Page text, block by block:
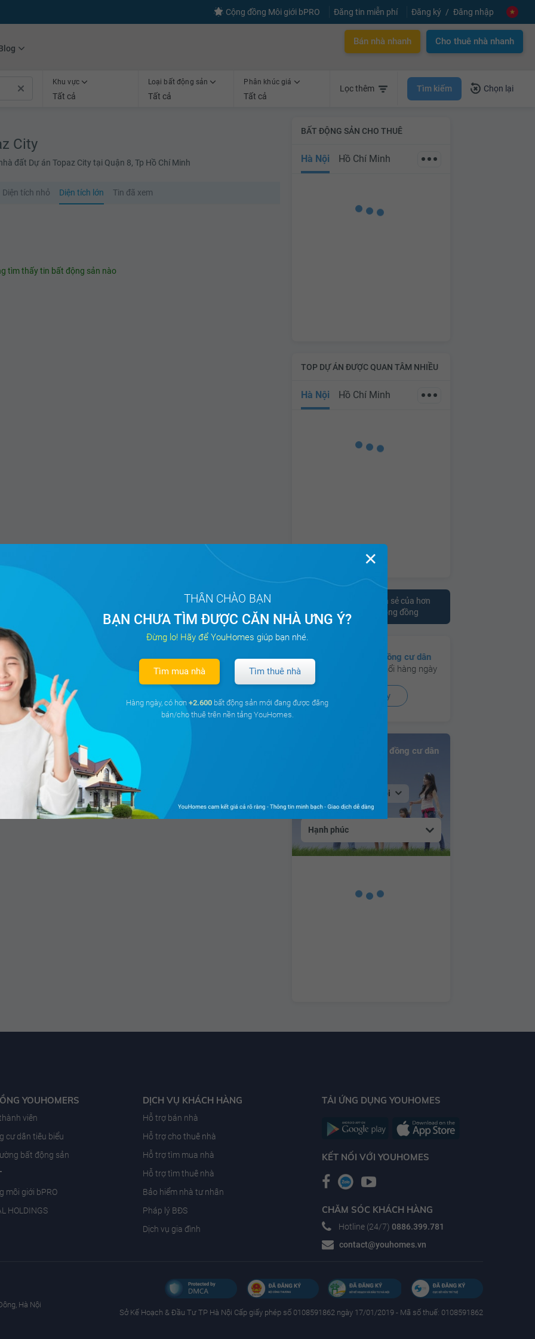
Cộng đồng Môi giới bPRO Đăng tin miễn phí Đăng ký Đăng nhập
Bán nhà nhanh Cho thuê nhà nhanh
Khu vực
Tất cả
Loại bất động sản
Tất cả
Phân khúc giá
Tất cả
Lọc thêm Tìm kiếm Chọn lại
City
đất Dự án Topaz City tại Quận 8, Tp Hồ Chí Minh
Diện tích nhỏ Diện tích lớn Tin đã xem
tìm thấy tin bất động sản nào
BẤT ĐỘNG SẢN CHO THUÊ
Hà Nội Hồ Chí Minh
TOP DỰ ÁN ĐƯỢC QUAN TÂM NHIỀU
Hà Nội Hồ Chí Minh
Tham khảo ý kiến chia sẻ của hơn
10.000 cư dân trên cộng đồng
Có hơn
130 cộng đồng cư dân
đang hoạt động sôi nổi hàng ngày
Xem ngay
Bảng xếp hạng Cộng đồng cư dân
Tại Hà Nội
Hạnh phúc
YOUHOMERS
viên
cư dân tiêu biểu
bất động sản
môi giới bPRO
HOLDINGS
DỊCH VỤ KHÁCH HÀNG
Hỗ trợ bán nhà
Hỗ trợ cho thuê nhà
Hỗ trợ tìm mua nhà
Hỗ trợ tìm thuê nhà
Bảo hiểm nhà tư nhân
Pháp lý BĐS
Dịch vụ gia đình
TẢI ỨNG DỤNG YOUHOMES
KẾT NỐI VỚI YOUHOMES
CHĂM SÓC KHÁCH HÀNG
Hotline (24/7) 0886.399.781
contact@youhomes.vn
Hà Nội
Sở Kế Hoạch & Ðầu Tư TP Hà Nội Cấp giấy phép số 0108591862 ngày 17/01/2019 - Mã số thuế: 0108591862
✕
THÂN CHÀO BẠN
BẠN CHƯA TÌM ĐƯỢC CĂN NHÀ ƯNG Ý?
Đừng lo! Hãy để YouHomes giúp bạn nhé.
Tìm mua nhà Tìm thuê nhà
Hàng ngày, có hơn +2.600 bất động sản mới đang được đăng
bán/cho thuê trên nền tảng YouHomes.